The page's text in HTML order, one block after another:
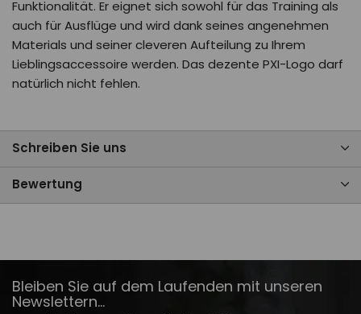
Funktionalität. Er eignet sich sowohl für das Training als
auch für Ausflüge und wird dank seines angenehmen
Materials und seiner cleveren Aufteilung zu Ihrem
Lieblingsaccessoire werden. Das dezente PXI-Logo darf
natürlich nicht fehlen.
Schreiben Sie uns
Bewertung
Bleiben Sie auf dem Laufenden mit unseren
Newslettern...